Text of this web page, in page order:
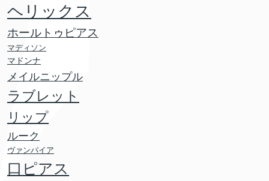
ヘリックス
ホールトゥピアス
マディソン
マドンナ
メイルニップル
ラブレット
リップ
ルーク
ヴァンパイア
口ピアス